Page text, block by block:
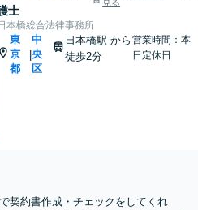
士
見る
日本橋総合法律事務所
東
京
都
|
中
央
区
日本橋駅 から
徒歩2分
営業時間：本
日定休日
契約書作成・チェックをしてくれ